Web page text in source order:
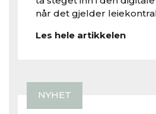
når det gjelder
Les hele artikkelen
NYHET